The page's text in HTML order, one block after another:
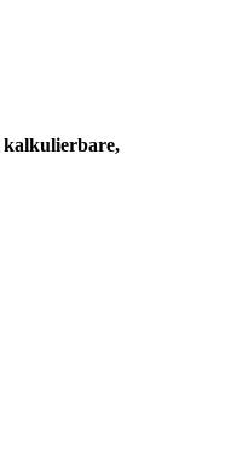
kalkulierbare,